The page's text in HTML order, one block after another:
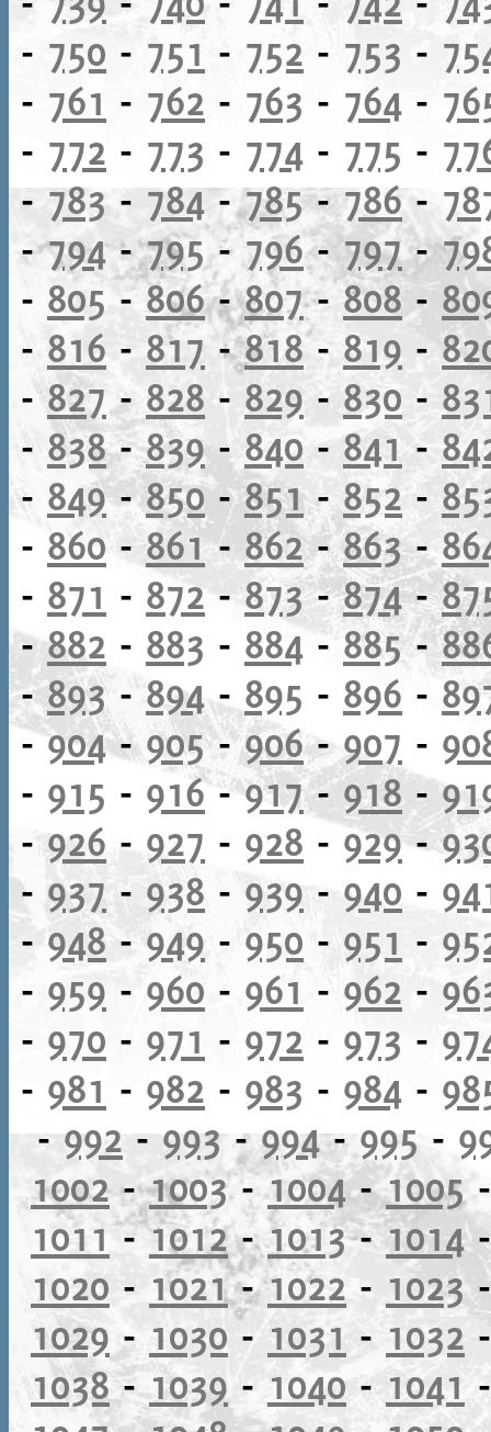
- 750 - 751 - 752 - 753 -
- 761 - 762 - 763 - 764 -
- 772 - 773 - 774 - 775 -
-783-784-785-786-
-794-795-796-797-
- 805 -806-807-808-
- 816- 817 -818-819 -
-827-828 - 829 - 830 -
- 838-839-840 - 841 -
- 849-850-851- 852-
- 860 -861- 862-863-
- 871 - 872-873-874-
-882 - 883 - 884- 885-
-893-894- 895 - 896 -
-904-905-906-907 -
- 915 - 916-917-918 -
-926 - 927 - 928 - 929-
- 937-938 - 939- 940 -
-948-949 - 950 - 951 -
- 959 - 960 - 961 - 962 -
- 970 - 971 - 972 - 973 -
- 981 - 982 - 983 - 984 -
-992-993-994- 995 -
1002-1003-1004-1005
1011-1012-1013-1014
1020 - 1021-1022 - 1023
1029 -1030- 1031 -1032
1038-1039 - 1040- 1041